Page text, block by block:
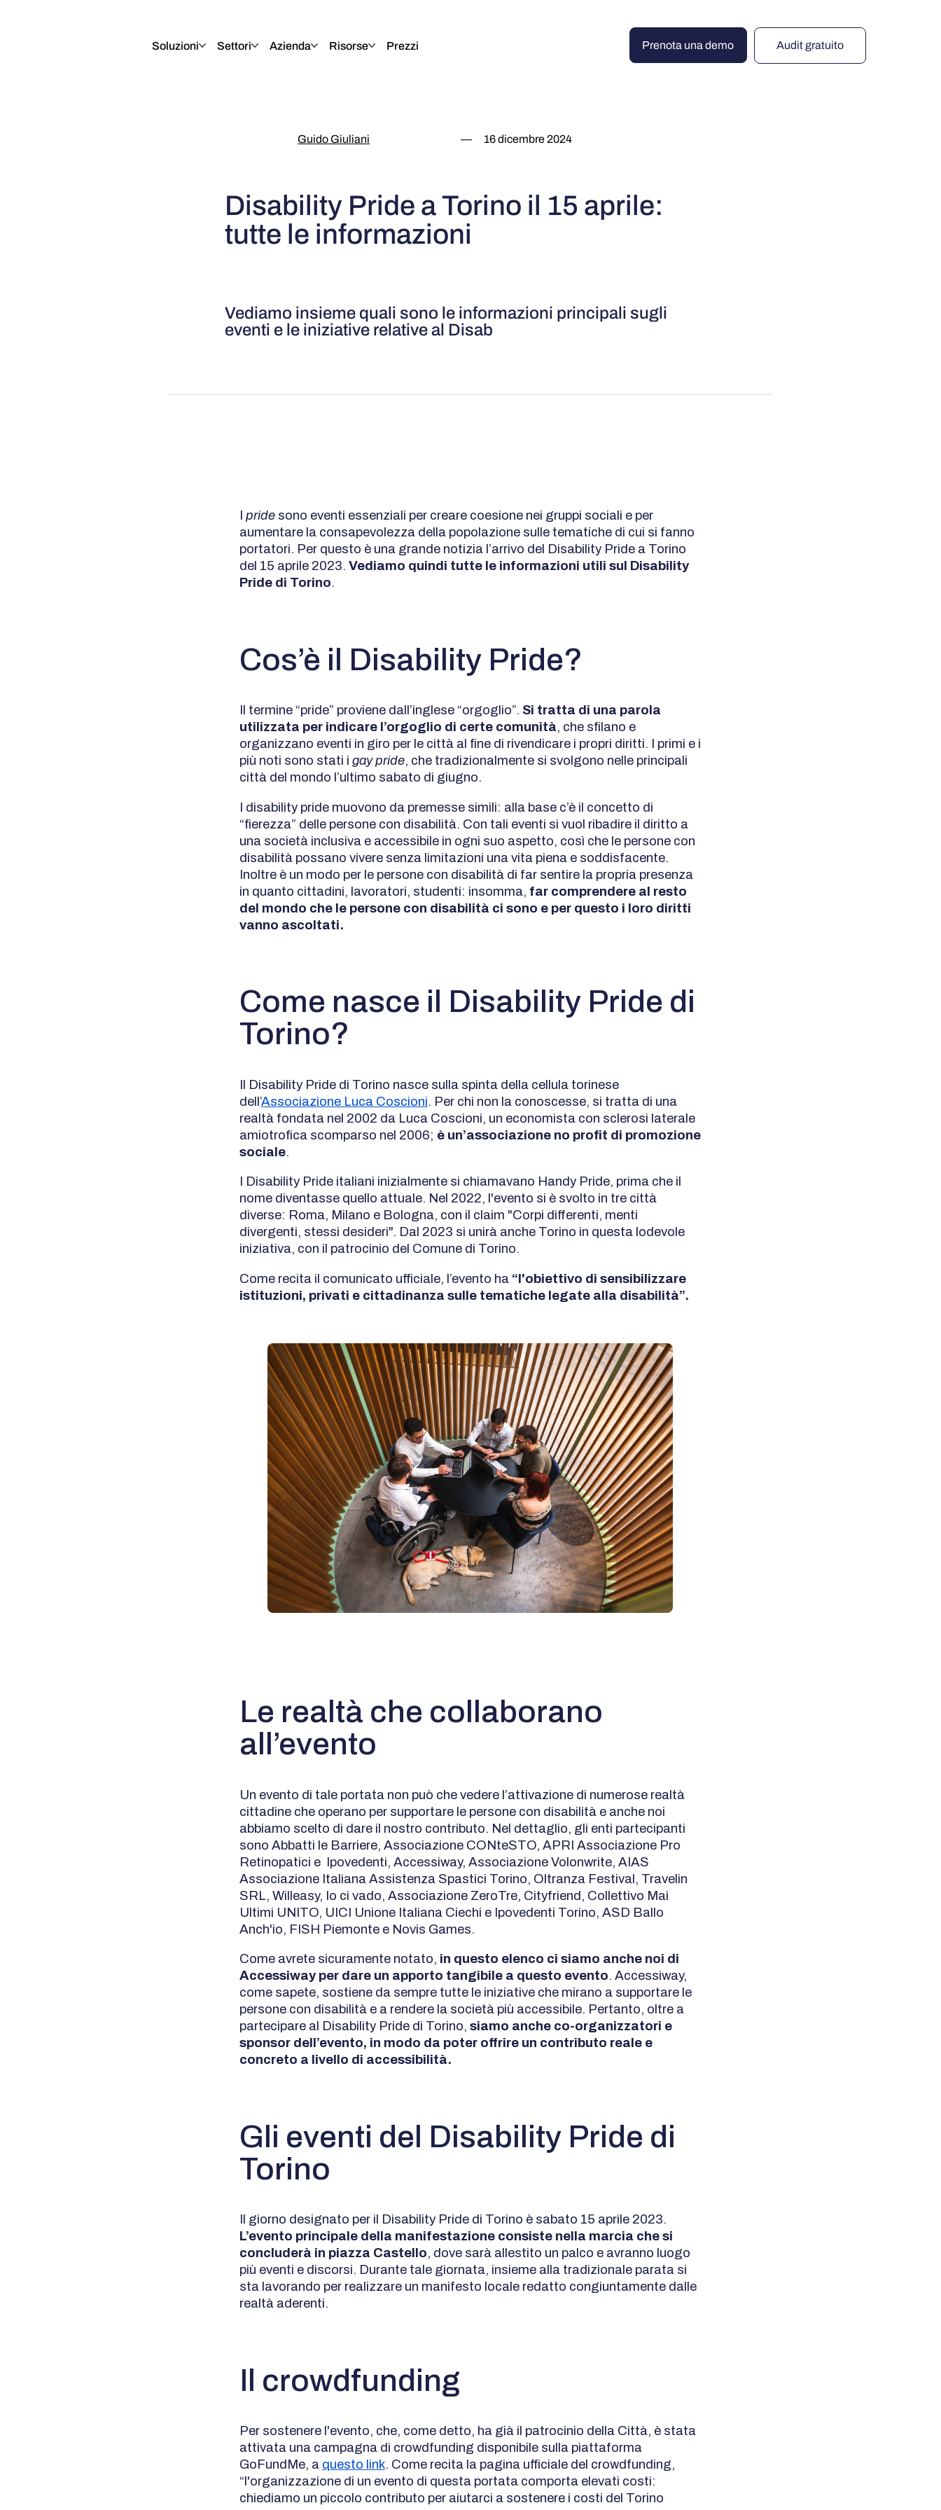
Soluzioni Settori Azienda Risorse Prezzi Prenota una demo Audit gratuito
Guido Giuliani — 16 dicembre 2024
Disability Pride a Torino il 15 aprile:
tutte le informazioni
Vediamo insieme quali sono le informazioni principali sugli
eventi e le iniziative relative al Disab
pridesono eventi essenziali per creare coesione nei gruppi sociali e per
aumentare la consapevolezza della popolazione sulle tematiche di cui si fanno
portatori. Per questo è una grande notizia l’arrivo del Disability Pride a Torino
del 15 aprile 2023. Vediamo quindi tutte le informazioni utili sul Disability
Pride di Torino.
Cos’è il Disability Pride?
Il termine “pride” proviene dall’inglese “orgoglio”. Si tratta di una parola
utilizzata per indicare l’orgoglio di certe comunità, che sfilano e
organizzano eventi in giro per le città al fine di rivendicare i propri diritti. I primi e i
più noti sono stati i gay pride, che tradizionalmente si svolgono nelle principali
città del mondo l’ultimo sabato di giugno.
I disability pride muovono da premesse simili: alla base c’è il concetto di
“fierezza” delle persone con disabilità. Con tali eventi si vuol ribadire il diritto a
una società inclusiva e accessibile in ogni suo aspetto, così che le persone con
disabilità possano vivere senza limitazioni una vita piena e soddisfacente.
Inoltre è un modo per le persone con disabilità di far sentire la propria presenza
in quanto cittadini, lavoratori, studenti: insomma, far comprendere al resto
del mondo che le persone con disabilità ci sono e per questo i loro diritti
vanno ascoltati.
Come nasce il Disability Pride di
Torino?
Il Disability Pride di Torino nasce sulla spinta della cellula torinese
dell’Associazione Luca Coscioni. Per chi non la conoscesse, si tratta di una
realtà fondata nel 2002 da Luca Coscioni, un economista con sclerosi laterale
amiotrofica scomparso nel 2006; è un’associazione no profit di promozione
sociale.
I Disability Pride italiani inizialmente si chiamavano Handy Pride, prima che il
nome diventasse quello attuale. Nel 2022, l'evento si è svolto in tre città
diverse: Roma, Milano e Bologna, con il claim "Corpi differenti, menti
divergenti, stessi desideri". Dal 2023 si unirà anche Torino in questa lodevole
iniziativa, con il patrocinio del Comune di Torino.
Come recita il comunicato ufficiale, l’evento ha “l'obiettivo di sensibilizzare
istituzioni, privati e cittadinanza sulle tematiche legate alla disabilità”.
Le realtà che collaborano
all’evento
Un evento di tale portata non può che vedere l’attivazione di numerose realtà
cittadine che operano per supportare le persone con disabilità e anche noi
abbiamo scelto di dare il nostro contributo. Nel dettaglio, gli enti partecipanti
sono Abbatti le Barriere, Associazione CONteSTO, APRI Associazione Pro
Retinopatici e Ipovedenti, Accessiway, Associazione Volonwrite, AIAS
Associazione Italiana Assistenza Spastici Torino, Oltranza Festival, Travelin
SRL, Willeasy, Io ci vado, Associazione ZeroTre, Cityfriend, Collettivo Mai
Ultimi UNITO, UICI Unione Italiana Ciechi e Ipovedenti Torino, ASD Ballo
Anch'io, FISH Piemonte e Novis Games.
Come avrete sicuramente notato, in questo elenco ci siamo anche noi di
Accessiway per dare un apporto tangibile a questo evento. Accessiway,
come sapete, sostiene da sempre tutte le iniziative che mirano a supportare le
persone con disabilità e a rendere la società più accessibile. Pertanto, oltre a
partecipare al Disability Pride di Torino, siamo anche co-organizzatori e
sponsor dell’evento, in modo da poter offrire un contributo reale e
concreto a livello di accessibilità.
Gli eventi del Disability Pride di
Torino
Il giorno designato per il Disability Pride di Torino è sabato 15 aprile 2023.
L’evento principale della manifestazione consiste nella marcia che si
concluderà in piazza Castello, dove sarà allestito un palco e avranno luogo
più eventi e discorsi. Durante tale giornata, insieme alla tradizionale parata si
sta lavorando per realizzare un manifesto locale redatto congiuntamente dalle
realtà aderenti.
Il crowdfunding
Per sostenere l'evento, che, come detto, ha già il patrocinio della Città, è stata
attivata una campagna di crowdfunding disponibile sulla piattaforma
GoFundMe, a questo link. Come recita la pagina ufficiale del crowdfunding,
“l'organizzazione di un evento di questa portata comporta elevati costi:
chiediamo un piccolo contributo per aiutarci a sostenere i costi del Torino